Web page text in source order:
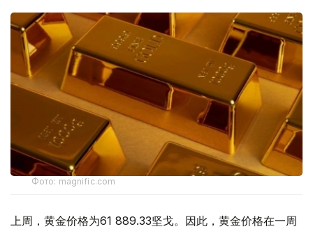
Фото: magnific.com
上周，黄金价格为61 889.33坚戈。因此，黄金价格在一周